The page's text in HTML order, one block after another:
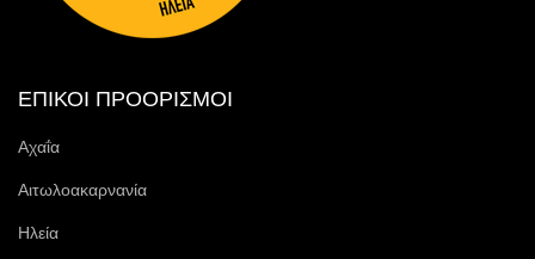
ΕΠΙΚΟΙ ΠΡΟΟΡΙΣΜΟΙ
Αχαΐα
Αιτωλοακαρνανία
Ηλεία